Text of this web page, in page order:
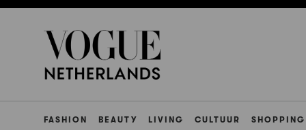
FASHION BEAUTY LIVING CULTUUR SHOPPING